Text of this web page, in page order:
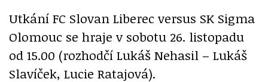
Utkání FC Slovan Liberec versus SK Sigma
Olomouc se hraje v sobotu 26. listopadu
od 15.00 (rozhodčí Lukáš Nehasil – Lukáš
Slavíček, Lucie Ratajová).